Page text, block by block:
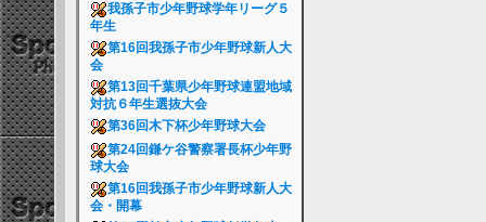
我孫子市少年野球学年リーグ５
年生
第16回我孫子市少年野球新人大
会
第13回千葉県少年野球連盟地域
対抗６年生選抜大会
第36回木下杯少年野球大会
第24回鎌ケ谷警察署長杯少年野
球大会
第16回我孫子市少年野球新人大
会・開幕